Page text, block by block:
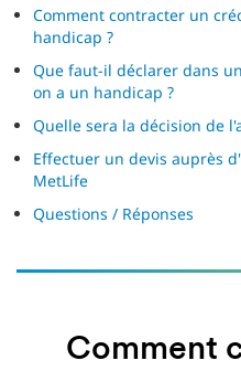
Comment contracter un
handicap ?
Que faut-il déclarer dans
on a un handicap ?
Quelle sera la décision de
Effectuer un devis auprès
MetLife
Questions / Réponses
Comment